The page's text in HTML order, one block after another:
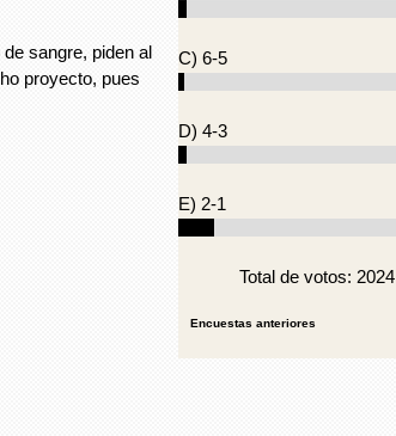
sangre, piden al
proyecto, pues
C) 6-5
D) 4-3
E) 2-1
Total de votos: 2024
Encuestas anteriores